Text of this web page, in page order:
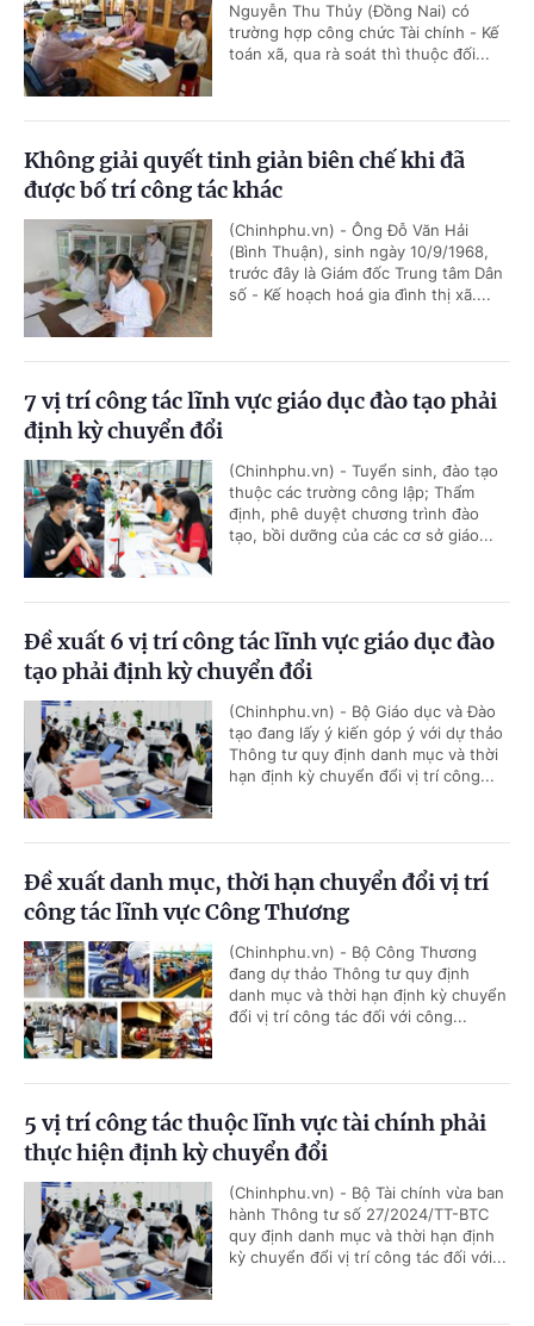
Nguyễn Thu Thủy (Đồng Nai) có
trường hợp công chức Tài chính - Kế
toán xã, qua rà soát thì thuộc đối...
Không giải quyết tinh giản biên chế khi đã
được bố trí công tác khác
(Chinhphu.vn) - Ông Đỗ Văn Hải
(Bình Thuận), sinh ngày 10/9/1968,
trước đây là Giám đốc Trung tâm Dân
số - Kế hoạch hoá gia đình thị xã....
7 vị trí công tác lĩnh vực giáo dục đào tạo phải
định kỳ chuyển đổi
(Chinhphu.vn) - Tuyển sinh, đào tạo
thuộc các trường công lập; Thẩm
định, phê duyệt chương trình đào
tạo, bồi dưỡng của các cơ sở giáo...
Đề xuất 6 vị trí công tác lĩnh vực giáo dục đào
tạo phải định kỳ chuyển đổi
(Chinhphu.vn) - Bộ Giáo dục và Đào
tạo đang lấy ý kiến góp ý với dự thảo
Thông tư quy định danh mục và thời
hạn định kỳ chuyển đổi vị trí công...
Đề xuất danh mục, thời hạn chuyển đổi vị trí
công tác lĩnh vực Công Thương
(Chinhphu.vn) - Bộ Công Thương
đang dự thảo Thông tư quy định
danh mục và thời hạn định kỳ chuyển
đổi vị trí công tác đối với công...
5 vị trí công tác thuộc lĩnh vực tài chính phải
thực hiện định kỳ chuyển đổi
(Chinhphu.vn) - Bộ Tài chính vừa ban
hành Thông tư số 27/2024/TT-BTC
quy định danh mục và thời hạn định
kỳ chuyển đổi vị trí công tác đối với...